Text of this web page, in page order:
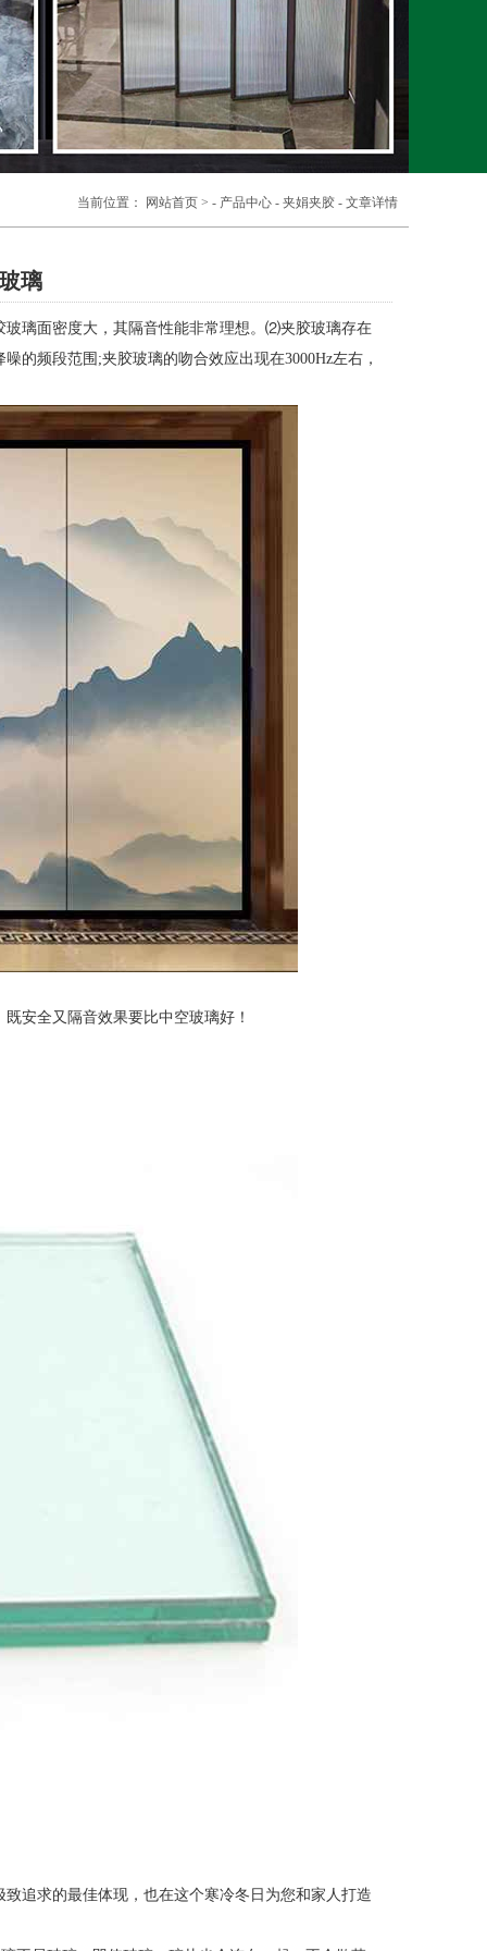
当前位置： 网站首页 > - 产品中心 - 夹娟夹胶 - 文章详情
璃
璃面密度大，其隔音性能非常理想。⑵夹胶玻璃存在
的频段范围;夹胶玻璃的吻合效应出现在3000Hz左右，
安全又隔音效果要比中空玻璃好！
追求的最佳体现，也在这个寒冷冬日为您和家人打造